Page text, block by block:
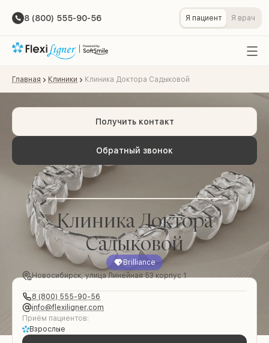
8 (800) 555-90-56 Я пациент Я врач
Главная Клиники Клиника Доктора Садыковой
Обратный звонок
Получить контакт
Клиника Доктора
Садыковой
Brilliance
Новосибирск, улица Линейная 53 корпус 1
8 (800) 555-90-56
info@flexiligner.com
Приём пациентов:
Взрослые